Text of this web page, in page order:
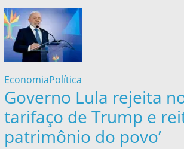
EconomiaPolítica
Governo Lula rejeita
tarifaço de Trump e
patrimônio do povo’